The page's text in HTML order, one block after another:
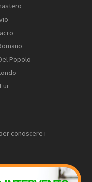
Popolo
conoscere i